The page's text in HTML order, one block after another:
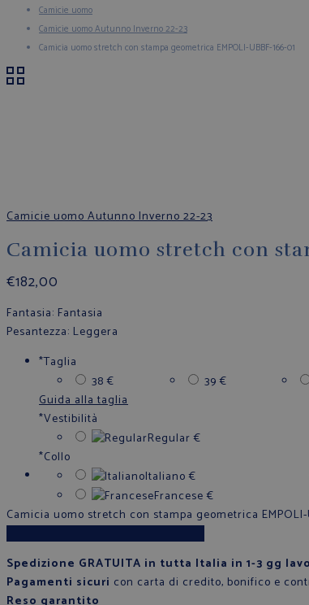
Camicie uomo
Camicie uomo Autunno Inverno 22-23
Camicia uomo stretch con stampa geometrica EMPOLI-UBBF-166-01
Camicie uomo Autunno Inverno 22-23
Camicia uomo stretch con
€182,00
Fantasia: Fantasia
Pesantezza: Leggera
*Taglia
38 € 39 €
Guida alla taglia
*Vestibilità
Regular €
*Collo
Italiano €
Francese €
Camicia uomo stretch con stampa geometrica EMPOLI-
Spedizione GRATUITA in tutta Italia in 1-3 gg
Pagamenti sicuri con carta di credito, bonifico e
Reso garantito